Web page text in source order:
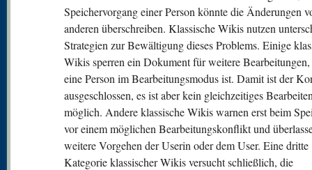
Speichervorgang einer Person könnte die Änderungen
anderen überschreiben. Klassische Wikis nutzen
Strategien zur Bewältigung dieses Problems. Einige
Wikis sperren ein Dokument für weitere Bearbeitungen,
eine Person im Bearbeitungsmodus ist. Damit ist der
ausgeschlossen, es ist aber kein gleichzeitiges
möglich. Andere klassische Wikis warnen erst beim
vor einem möglichen Bearbeitungskonflikt und
weitere Vorgehen der Userin oder dem User. Eine dritte
Kategorie klassischer Wikis versucht schließlich, die